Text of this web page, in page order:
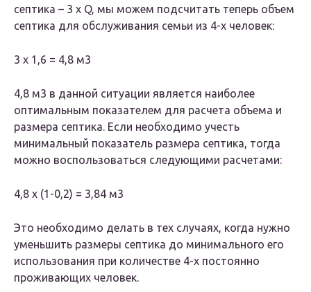
септика – 3 х Q, мы можем подсчитать теперь объем
септика для обслуживания семьи из 4-х человек:
3 х 1,6 = 4,8 м3
4,8 м3 в данной ситуации является наиболее
оптимальным показателем для расчета объема и
размера септика. Если необходимо учесть
минимальный показатель размера септика, тогда
можно воспользоваться следующими расчетами:
4,8 х (1-0,2) = 3,84 м3
Это необходимо делать в тех случаях, когда нужно
уменьшить размеры септика до минимального его
использования при количестве 4-х постоянно
проживающих человек.